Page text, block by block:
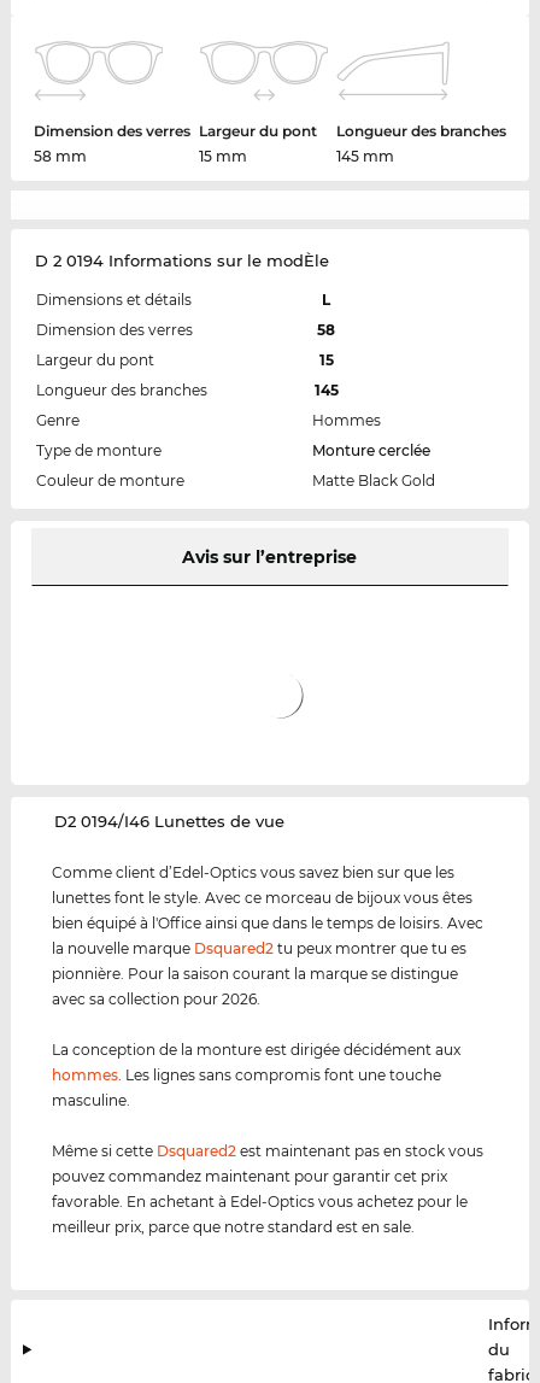
Dimension des verres
58 mm
Largeur du pont
15 mm
Longueur des branches
145 mm
D 2 0194 Informations sur le modÈle
Dimensions et détails
L
Dimension des verres
58
Largeur du pont
15
Longueur des branches
145
Genre
Hommes
Type de monture
Monture cerclée
Couleur de monture
Matte Black Gold
Avis sur l’entreprise
‌D2 0194/I46 Lunettes de vue
Comme client d’Edel-Optics vous savez bien sur que les
lunettes font le style. Avec ce morceau de bijoux vous êtes
bien équipé à l'Office ainsi que dans le temps de loisirs. Avec
la nouvelle marque Dsquared2 tu peux montrer que tu es
pionnière. Pour la saison courant la marque se distingue
avec sa collection pour 2026.
La conception de la monture est dirigée décidément aux
hommes . Les lignes sans compromis font une touche
masculine.
Même si cette Dsquared2 est maintenant pas en stock vous
pouvez commandez maintenant pour garantir cet prix
favorable. En achetant à Edel-Optics vous achetez pour le
meilleur prix, parce que notre standard est en sale.
du